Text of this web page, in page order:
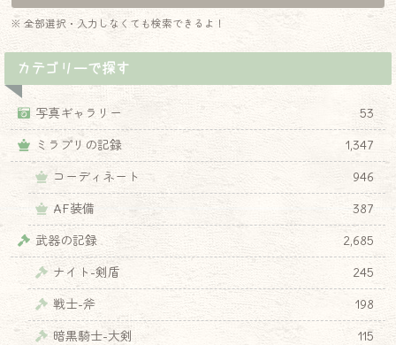
※ 全部選択・入力しなくても検索できるよ！
カテゴリーで探す
写真ギャラリー
53
ミラプリの記録
1,347
コーディネート
946
AF装備
387
武器の記録
2,685
ナイト-剣盾
245
戦士-斧
198
暗黒騎士-大剣
115